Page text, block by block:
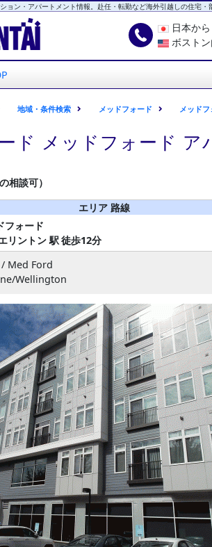
ョン・アパートメント情報。赴任・転勤など海外引越しの住宅・
ボストン店
日本か
ボスト
地域・条件検索 メッドフォード メッド
ド メッドフォード
相談可）
エリア 路線
フォード
リントン 駅徒歩12分
Med Ford
Wellington